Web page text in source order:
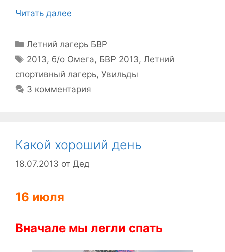
Читать далее
Рубрики
Летний лагерь БВР
Метки
2013, б/о Омега, БВР 2013,Летний
спортивный лагерь, Увильды
3 комментария
Какой хороший день
18.07.2013 от Дед
16 июля
Вначале мы легли спать